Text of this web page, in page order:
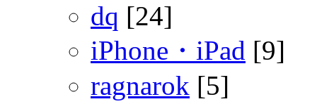
dq [24]
iPhone・iPad [9]
ragnarok [5]